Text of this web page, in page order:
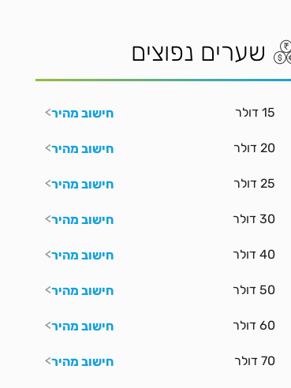
שערים נפוצים
15 דולר חישוב מהיר
20 דולר חישוב מהיר
25 דולר חישוב מהיר
30 דולר חישוב מהיר
40 דולר חישוב מהיר
50 דולר חישוב מהיר
60 דולר חישוב מהיר
70 דולר חישוב מהיר